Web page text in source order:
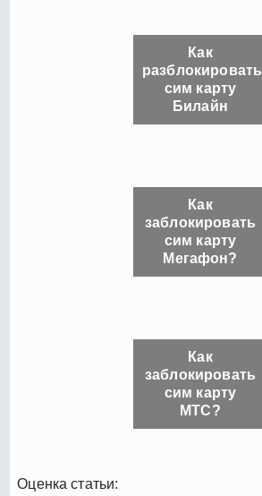
Как
разблокировать
сим карту
Билайн
Как
заблокировать
сим карту
Мегафон?
Как
заблокировать
сим карту
МТС?
Оценка статьи: